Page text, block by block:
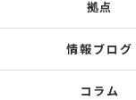
拠点
情報ブログ
コラム